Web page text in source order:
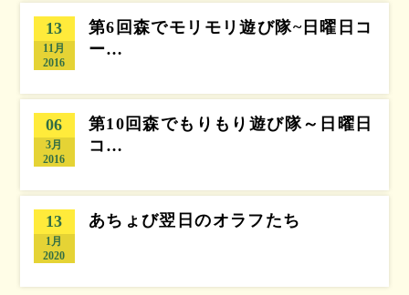
13
11月
2016
第6回森でモリモリ遊び隊~日曜日コ
ー…
06
3月
2016
第10回森でもりもり遊び隊～日曜日
コ…
13
1月
2020
あちょび翌日のオラフたち